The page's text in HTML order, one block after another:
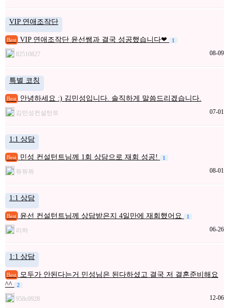
VIP 연애조작단
Best VIP 연애조작단 윤선쌤과 결국 성공했습니다❤ 1
82510827 08-09
특별 코칭
Best 안녕하세요 :) 김민성입니다. 솔직하게 말씀드리겠습니다.
김민성컨설턴트 07-01
1:1 상담
Best 민성 컨설턴트님께 1회 상담으로 재회 성공! 1
뜌뜌뜌 08-01
1:1 상담
Best 윤선 컨설턴트님께 상담받은지 4일만에 재회했어요 1
리하 06-26
1:1 상담
Best
모두가 안된다는거 민성님은 된다하셨고 결국 저 결혼준비해요
^^
2
958c0928 12-06